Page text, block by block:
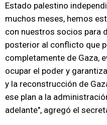
Estado palestino
muchos meses, hemos
con nuestros socios para
posterior al conflicto que
completamente de Gaza,
ocupar el poder y
y la reconstrucción de
ese plan a la
adelante", agregó el